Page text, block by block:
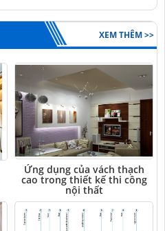
XEM THÊM >>
Ứng dụng của vách thạch
cao trong thiết kế thi công
nội thất